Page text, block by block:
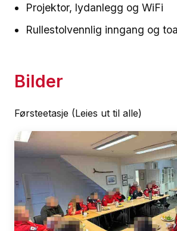
Projektor, lydanlegg og WiFi
Rullestolvennlig inngang og
Bilder
Førsteetasje (Leies ut til alle)